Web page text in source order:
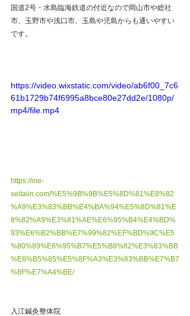
国道2号・水島臨海鉄道の付近なので岡山市や総社
市、玉野市や浅口市、玉島や児島からも通いやすい
です。
https://video.wixstatic.com/video/ab6f00_7c6
61b1729b74f6995a8bce80e27dd2e/1080p/
mp4/file.mp4
https://irie-
seitaiin.com/%E5%9B%9B%E5%8D%81%E8%82
%A9%E3%83%BB%E4%BA%94%E5%8D%81%E
8%82%A9%E3%81%AE%E6%95%B4%E4%BD%
93%E6%B2%BB%E7%99%82%EF%BD%9C%E5
%80%89%E6%95%B7%E5%B8%82%E3%83%BB
%E6%B5%85%E5%8F%A3%E3%83%BB%E7%B7
%8F%E7%A4%BE/
入江鍼灸整体院